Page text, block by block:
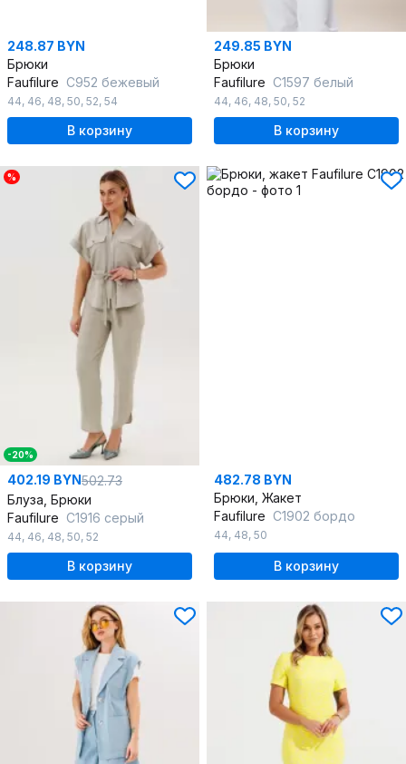
248.87 BYN
Брюки
Faufilure C952 бежевый
44, 46, 48, 50, 52, 54
В корзину
249.85 BYN
Брюки
Faufilure С1597 белый
44, 46, 48, 50, 52
В корзину
%
-20%
402.19 BYN502.73
Блуза, Брюки
Faufilure C1916 серый
44, 46, 48, 50, 52
В корзину
482.78 BYN
Брюки, Жакет
Faufilure C1902 бордо
44, 48, 50
В корзину